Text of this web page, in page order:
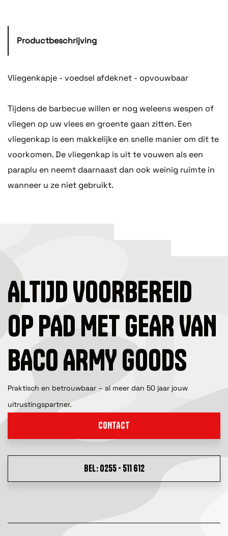
Productbeschrijving
Vliegenkapje - voedsel afdeknet - opvouwbaar
Tijdens de barbecue willen er nog weleens wespen of
vliegen op uw vlees en groente gaan zitten. Een
vliegenkap is een makkelijke en snelle manier om dit te
voorkomen. De vliegenkap is uit te vouwen als een
paraplu en neemt daarnaast dan ook weinig ruimte in
wanneer u ze niet gebruikt.
ALTIJD VOORBEREID
OP PAD MET GEAR VAN
BACO ARMY GOODS
Praktisch en betrouwbaar – al meer dan 50 jaar jouw
uitrustingspartner.
CONTACT
BEL: 0255 - 511 612